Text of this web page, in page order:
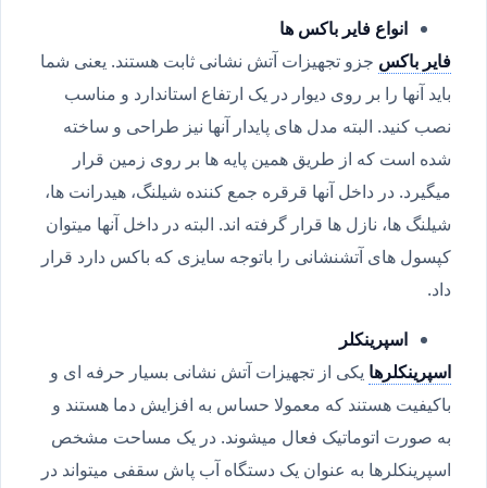
انواع فایر باکس ها
فایر باکسجزو تجهیزات آتش نشانی ثابت هستند. یعنی شما
باید آنها را بر روی دیوار در یک ارتفاع استاندارد و مناسب
نصب کنید. البته مدل های پایدار آنها نیز طراحی و ساخته
شده است که از طریق همین پایه ها بر روی زمین قرار
میگیرد. در داخل آنها قرقره جمع کننده شیلنگ، هیدرانت ها،
شیلنگ ها، نازل ها قرار گرفته اند. البته در داخل آنها میتوان
کپسول های آتشنشانی را باتوجه سایزی که باکس دارد قرار
داد.
اسپرینکلر
اسپرینکلرهایکی از تجهیزات آتش نشانی بسیار حرفه ای و
باکیفیت هستند که معمولا حساس به افزایش دما هستند و
به صورت اتوماتیک فعال میشوند. در یک مساحت مشخص
اسپرینکلرها به عنوان یک دستگاه آب پاش سقفی میتواند در